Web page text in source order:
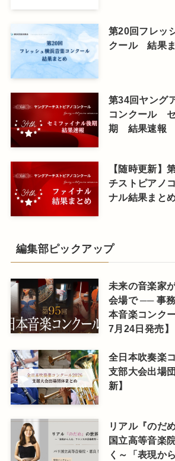
第20回フレッ
クール 結果
第34回ヤング
コンクール
期 結果速報
【随時更新】
チストピアノ
ナル結果まと
編集部ピックアップ
未来の音楽家
会場で ── 事
本音楽コンク
7月24日発売】
全日本吹奏楽
支部大会出場
新】
リアル『のだ
国立高等音楽
く～「表現か